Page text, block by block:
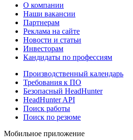
О компании
Наши вакансии
Партнерам
Реклама на сайте
Новости и статьи
Инвесторам
Кандидаты по профессиям
Производственный календарь
Требования к ПО
Безопасный HeadHunter
HeadHunter API
Поиск работы
Поиск по резюме
Мобильное приложение